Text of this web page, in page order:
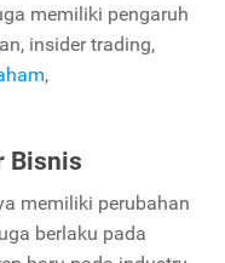
memiliki pengaruh
insider trading,
,
Bisnis
memiliki perubahan
berlaku pada